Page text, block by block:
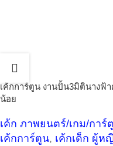
เค้กการ์ตูน งานปั้น3มิตินางฟ้
น้อย
เค้ก ภาพยนตร์/เกม/การ์
เค้กการ์ตูน, เค้กเด็ก ผู้ห